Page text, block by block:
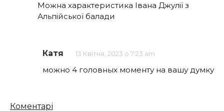
Можна характеристика Івана Джулії з
Альпійської балади
Катя 13 Квітня, 2023 о 7:23 am
можно 4 головных моменту на вашу думку
Кількість
Коментарі